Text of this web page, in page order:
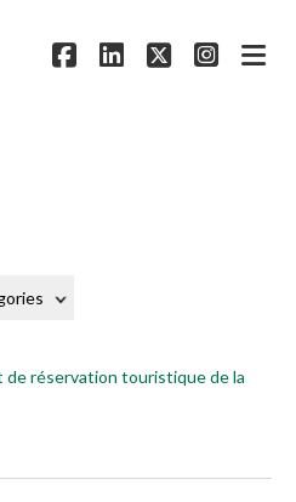
réservation touristique de la